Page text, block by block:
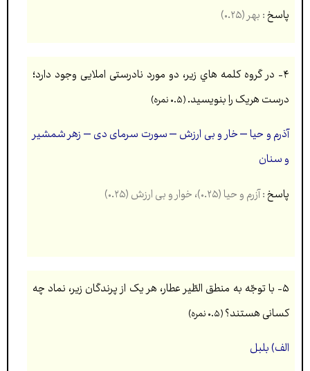
پاسخ: بهر (۰.۲۵)
۴- در گروه کلمه هاي زیر، دو مورد نادرستی املایی وجود دارد؛
درست هریک را بنویسید.(۰.۵ نمره)
آذرم و حیا – خار و بی ارزش – سورت سرمای دی – زهر شمشیر
و سنان
پاسخ: آزرم و حیا (۰.۲۵)، خوار و بی ارزش (۰.۲۵)
۵- با توجّه به منطق الطّیر عطار، هر یک از پرندگان زیر، نماد چه
کسانی هستند؟(۰.۵ نمره)
الف) بلبل